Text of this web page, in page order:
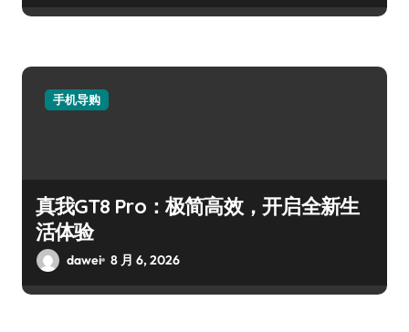
手机导购
真我GT8 Pro：极简高效，开启全新生
活体验
dawei 8 月 6, 2026